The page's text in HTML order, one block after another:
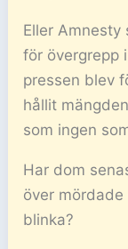
Eller
för övergrepp
pressen blev
hållit
som ingen
Har dom
över
blinka?